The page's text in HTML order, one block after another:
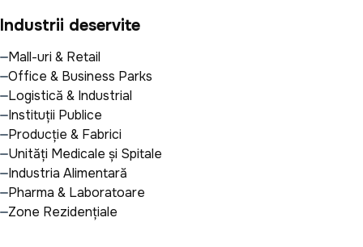
Industrii deservite
Mall-uri & Retail
Office & Business Parks
Logistică & Industrial
Instituții Publice
Producție & Fabrici
Unități Medicale și Spitale
Industria Alimentară
Pharma & Laboratoare
Zone Rezidențiale